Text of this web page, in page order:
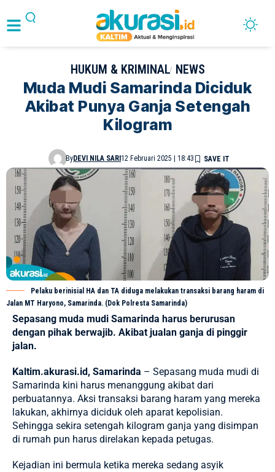
HUKUM & KRIMINAL NEWS
Muda Mudi Samarinda Diciduk
Akibat Punya Ganja Setengah
Kilogram
ByDEVI NILA SARI12 Februari 2025 | 18:43
Pelaku berinisial HA dan TA diduga melakukan transaksi barang haram di
Jalan MT Haryono, Samarinda. (Dok Polresta Samarinda)
Sepasang muda mudi Samarinda harus berurusan
dengan pihak berwajib. Akibat jualan ganja di pinggir
jalan.
Kaltim.akurasi.id, Samarinda – Sepasang muda mudi di
Samarinda kini harus menanggung akibat dari
perbuatannya. Aksi transaksi barang haram yang mereka
lakukan, akhirnya diciduk oleh aparat kepolisian.
Sehingga sekira setengah kilogram ganja yang disimpan
di rumah pun harus direlakan kepada petugas.
Kejadian ini bermula ketika mereka sedang asyik